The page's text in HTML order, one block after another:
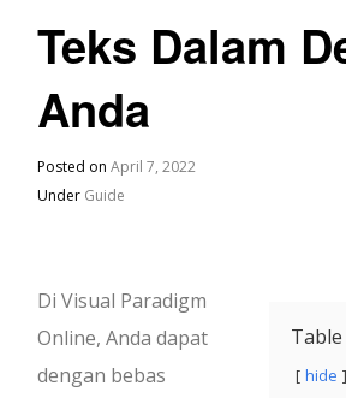
Teks Dalam
Anda
Posted onApril 7, 2022
Under Guide
hide
Di Visual Paradigm
Online, Anda dapat
dengan bebas